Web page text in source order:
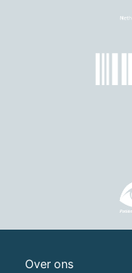
Over ons